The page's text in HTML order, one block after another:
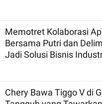
Memotret Kolaborasi
Bersama Putri dan
Jadi Solusi Bisnis
Chery Bawa Tiggo V di